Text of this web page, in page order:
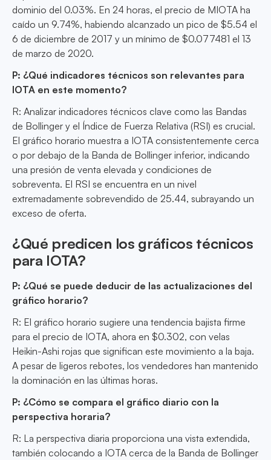
dominio del 0.03%. En 24 horas, el precio de MIOTA ha
caído un 9.74%, habiendo alcanzado un pico de $5.54 el
6 de diciembre de 2017 y un mínimo de $0.077481 el 13
de marzo de 2020.
P: ¿Qué indicadores técnicos son relevantes para
IOTA en este momento?
R: Analizar indicadores técnicos clave como las Bandas
de Bollinger y el Índice de Fuerza Relativa (RSI) es crucial.
El gráfico horario muestra a IOTA consistentemente cerca
o por debajo de la Banda de Bollinger inferior, indicando
una presión de venta elevada y condiciones de
sobreventa. El RSI se encuentra en un nivel
extremadamente sobrevendido de 25.44, subrayando un
exceso de oferta.
¿Qué predicen los gráficos técnicos
para IOTA?
P: ¿Qué se puede deducir de las actualizaciones del
gráfico horario?
R: El gráfico horario sugiere una tendencia bajista firme
para el precio de IOTA, ahora en $0.302, con velas
Heikin-Ashi rojas que significan este movimiento a la baja.
A pesar de ligeros rebotes, los vendedores han mantenido
la dominación en las últimas horas.
P: ¿Cómo se compara el gráfico diario con la
perspectiva horaria?
R: La perspectiva diaria proporciona una vista extendida,
también colocando a IOTA cerca de la Banda de Bollinger